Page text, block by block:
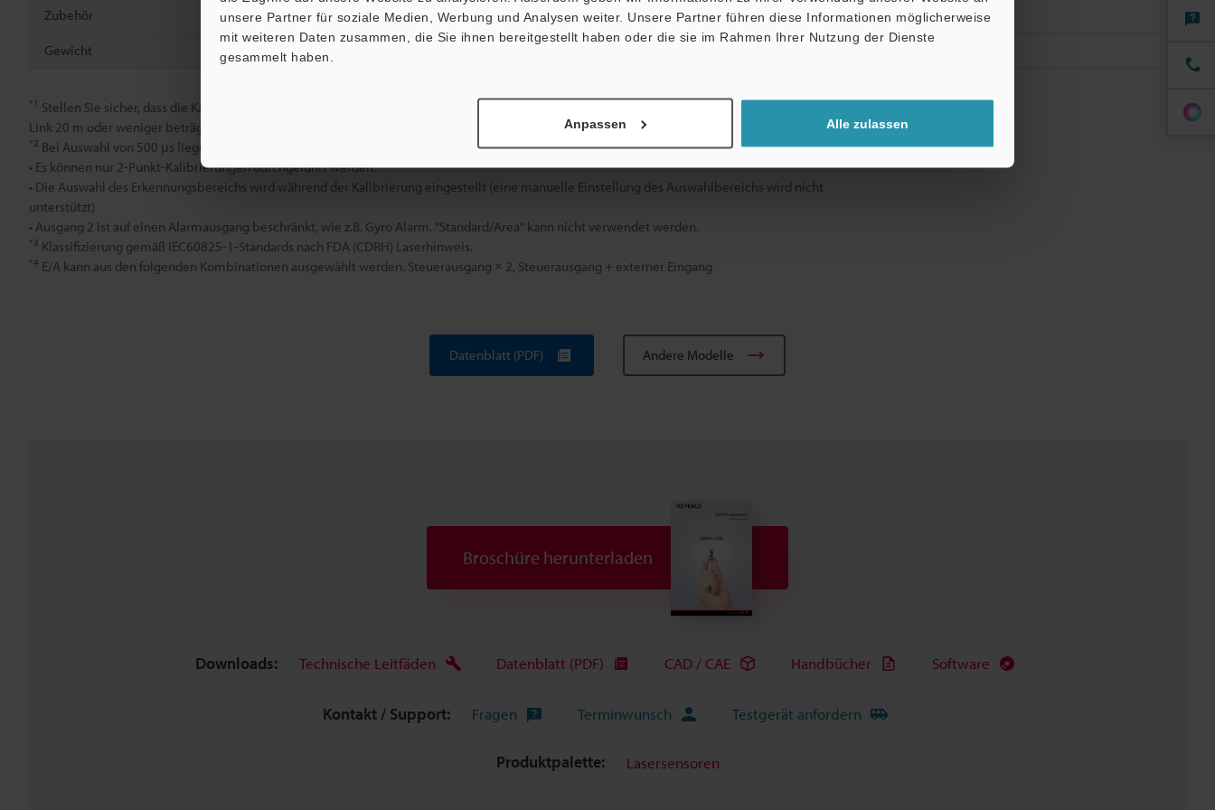
unsere Partner für soziale Medien, Werbung und Analysen weiter. Unsere Partner führen diese Informationen möglicherweise
mit weiteren Daten zusammen, die Sie ihnen bereitgestellt haben oder die sie im Rahmen Ihrer Nutzung der Dienste
gesammelt haben.
Anpassen Alle zulassen
Zubehör Bedienungsanleitung, Laserwarnschild
Gewicht
*1 Stellen Sie sicher, dass die Kabellänge bei Steckverbindungen vom Typ M8 30 m oder weniger beträgt. Stellen Sie sicher, dass die Kabellänge über IO-
Link 20 m oder weniger beträgt.
*2 Bei Auswahl von 500 μs liegen folgende Einschränkungen vor:
• Es können nur 2-Punkt-Kalibrierungen durchgeführt werden.
• Die Auswahl des Erkennungsbereichs wird während der Kalibrierung eingestellt (eine manuelle Einstellung des Auswahlbereichs wird nicht
unterstützt)
• Ausgang 2 ist auf einen Alarmausgang beschränkt, wie z.B. Gyro Alarm. "Standard/Area" kann nicht verwendet werden.
*3 Klassifizierung gemäß IEC60825-1-Standards nach FDA (CDRH) Laserhinweis.
*4 E/A kann aus den folgenden Kombinationen ausgewählt werden. Steuerausgang × 2, Steuerausgang + externer Eingang
Datenblatt (PDF) Andere Modelle
Broschüre herunterladen
Downloads: Technische Leitfäden Datenblatt (PDF) CAD / CAE Handbücher Software
Kontakt / Support: Fragen Terminwunsch Testgerät anfordern
Produktpalette: Lasersensoren